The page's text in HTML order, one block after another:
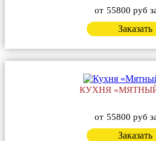
от 55800 руб
Заказать
КУХНЯ
от 55800 руб
Заказать